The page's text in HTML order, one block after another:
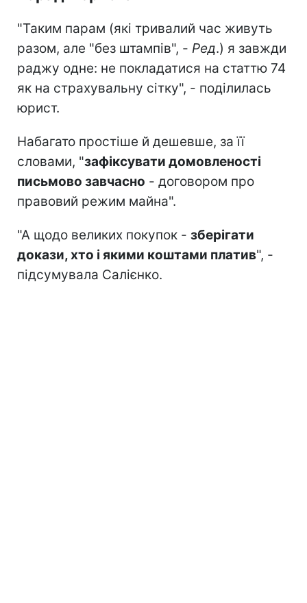
"Таким парам (які тривалий час живуть
разом, але "без штампів", - Ред.) я завжди
раджу одне: не покладатися на статтю 74
як на страхувальну сітку", - поділилась
юрист.
Набагато простіше й дешевше, за її
словами, "зафіксувати домовленості
письмово завчасно - договором про
правовий режим майна".
"А щодо великих покупок - зберігати
докази, хто і якими коштами платив", -
підсумувала Салієнко.